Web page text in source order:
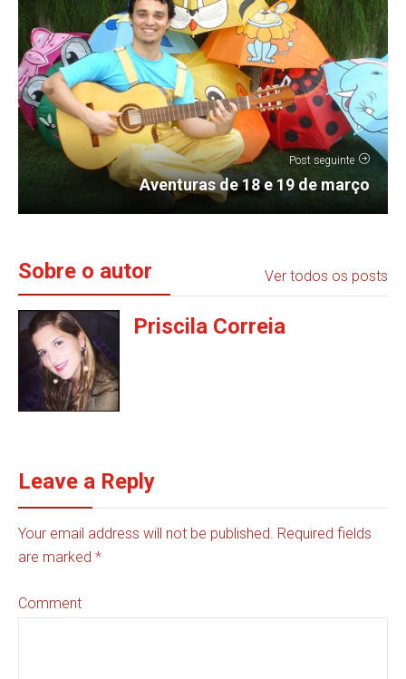
Post seguinte
Aventuras de 18 e 19 de março
Sobre o autor Ver todos os posts
Priscila Correia
Leave a Reply
Your email address will not be published. Required fields
are marked *
Comment